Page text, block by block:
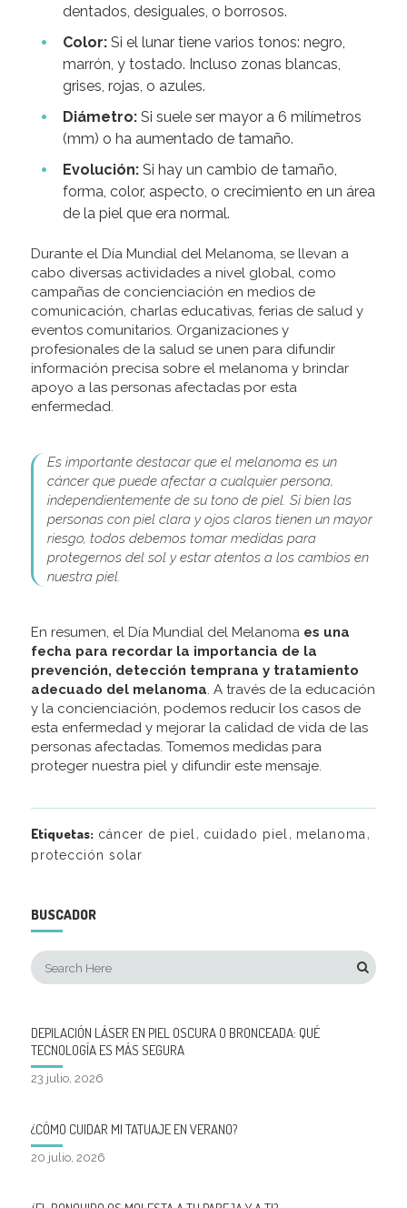
dentados, desiguales, o borrosos.
Color:Si el lunar tiene varios tonos: negro,
marrón, y tostado. Incluso zonas blancas,
grises, rojas, o azules.
Diámetro:Si suele ser mayor a 6 milímetros
(mm) o ha aumentado de tamaño.
Evolución:Si hay un cambio de tamaño,
forma, color, aspecto, o crecimiento en un área
de la piel que era normal.
Durante el Día Mundial del Melanoma, se llevan a
cabo diversas actividades a nivel global, como
campañas de concienciación en medios de
comunicación, charlas educativas, ferias de salud y
eventos comunitarios. Organizaciones y
profesionales de la salud se unen para difundir
información precisa sobre el melanoma y brindar
apoyo a las personas afectadas por esta
enfermedad.
Es importante destacar que el melanoma es un
cáncer que puede afectar a cualquier persona,
independientemente de su tono de piel. Si bien las
personas con piel clara y ojos claros tienen un mayor
riesgo, todos debemos tomar medidas para
protegernos del sol y estar atentos a los cambios en
nuestra piel.
En resumen, el Día Mundial del Melanoma es una
fecha para recordar la importancia de la
prevención, detección temprana y tratamiento
adecuado del melanoma. A través de la educación
y la concienciación, podemos reducir los casos de
esta enfermedad y mejorar la calidad de vida de las
personas afectadas. Tomemos medidas para
proteger nuestra piel y difundir este mensaje.
Etiquetas: cáncer de piel , cuidado piel , melanoma ,
protección solar
BUSCADOR
DEPILACIÓN LÁSER EN PIEL OSCURA O BRONCEADA: QUÉ
TECNOLOGÍA ES MÁS SEGURA
23 julio, 2026
¿CÓMO CUIDAR MI TATUAJE EN VERANO?
20 julio, 2026